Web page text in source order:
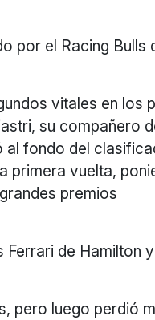
por el Racing Bulls
vitales en los
su compañero
al fondo del
primera vuelta,
premios
de Hamilton y
pero luego perdió